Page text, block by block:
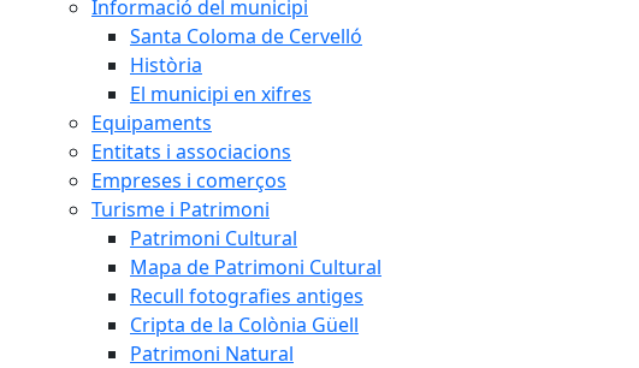
Informació del municipi
Santa Coloma de Cervelló
Història
El municipi en xifres
Equipaments
Entitats i associacions
Empreses i comerços
Turisme i Patrimoni
Patrimoni Cultural
Mapa de Patrimoni Cultural
Recull fotografies antiges
Cripta de la Colònia Güell
Patrimoni Natural